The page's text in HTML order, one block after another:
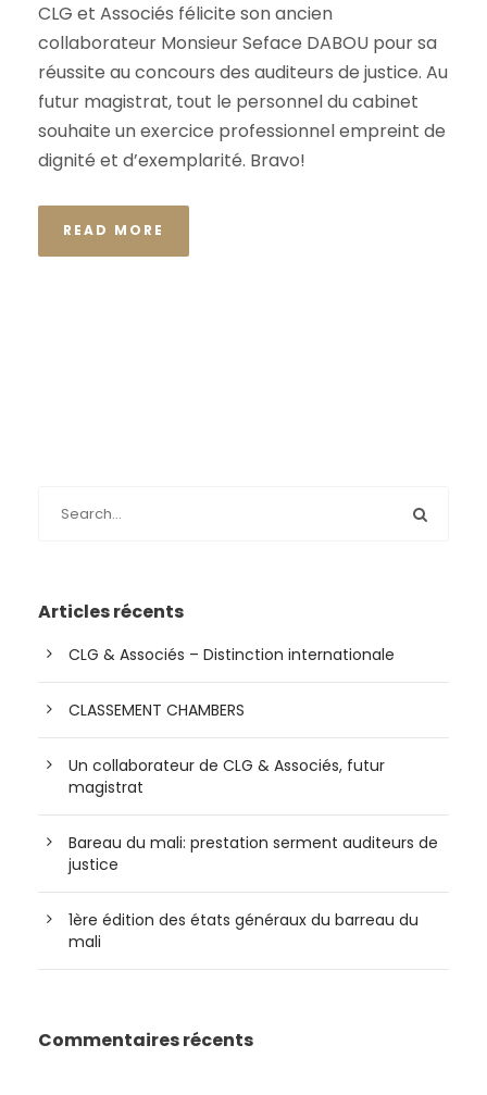
CLG et Associés félicite son ancien
collaborateur Monsieur Seface DABOU pour sa
réussite au concours des auditeurs de justice. Au
futur magistrat, tout le personnel du cabinet
souhaite un exercice professionnel empreint de
dignité et d’exemplarité. Bravo!
READ MORE
Articles récents
CLG & Associés – Distinction internationale
CLASSEMENT CHAMBERS
Un collaborateur de CLG & Associés, futur
magistrat
Bareau du mali: prestation serment auditeurs de
justice
1ère édition des états généraux du barreau du
mali
Commentaires récents